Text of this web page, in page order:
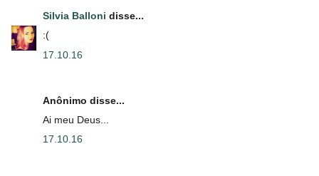
Silvia Balloni disse...
:(
17.10.16
Anônimo disse...
Ai meu Deus...
17.10.16